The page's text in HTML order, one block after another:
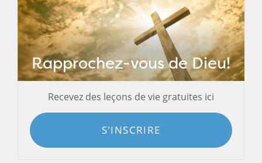
Rapprochez-vous de Dieu!
Recevez des leçons de vie gratuites ici
S'INSCRIRE